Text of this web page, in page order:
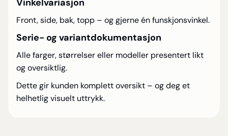
Vinkelvariasjon
Front, side, bak, topp – og gjerne én funskjonsvinkel.
Serie- og variantdokumentasjon
Alle farger, størrelser eller modeller presentert likt
og oversiktlig.
Dette gir kunden komplett oversikt – og deg et
helhetlig visuelt uttrykk.